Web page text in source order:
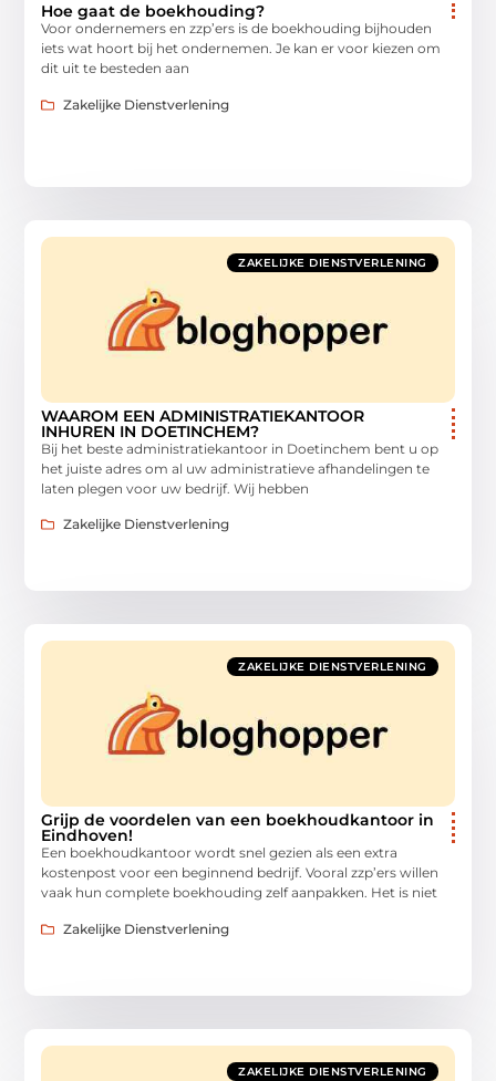
Hoe gaat de boekhouding?
Voor ondernemers en zzp’ers is de boekhouding bijhouden
iets wat hoort bij het ondernemen. Je kan er voor kiezen om
dit uit te besteden aan
Zakelijke Dienstverlening
ZAKELIJKE DIENSTVERLENING
WAAROM EEN ADMINISTRATIEKANTOOR
INHUREN IN DOETINCHEM?
Bij het beste administratiekantoor in Doetinchem bent u op
het juiste adres om al uw administratieve afhandelingen te
laten plegen voor uw bedrijf. Wij hebben
Zakelijke Dienstverlening
ZAKELIJKE DIENSTVERLENING
Grijp de voordelen van een boekhoudkantoor in
Eindhoven!
Een boekhoudkantoor wordt snel gezien als een extra
kostenpost voor een beginnend bedrijf. Vooral zzp’ers willen
vaak hun complete boekhouding zelf aanpakken. Het is niet
Zakelijke Dienstverlening
ZAKELIJKE DIENSTVERLENING